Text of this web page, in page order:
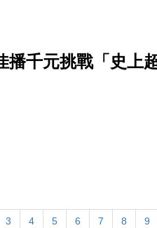
播千元挑戰「史上
3 4 5 6 7 8 9